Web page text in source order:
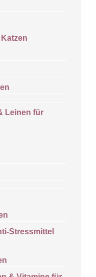
Leinen für
Stressmittel